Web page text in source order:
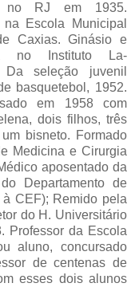
no RJ em 1935.
na Escola Municipal
Caxias. Ginásio e
no Instituto La-
Da seleção juvenil
basquetebol, 1952.
em 1958 com
dois filhos, três
bisneto. Formado
Medicina e Cirurgia
aposentado da
Departamento de
CEF); Remido pela
do H. Universitário
Professor da Escola
aluno, concursado
de centenas de
esses dois alunos